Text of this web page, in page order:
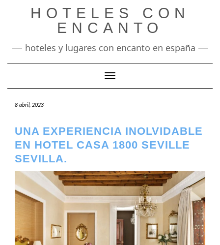
HOTELES CON
ENCANTO
hoteles y lugares con encanto en españa
Cambiar modo de navegación
8 abril, 2023
UNA EXPERIENCIA INOLVIDABLE
EN HOTEL CASA 1800 SEVILLE
SEVILLA.